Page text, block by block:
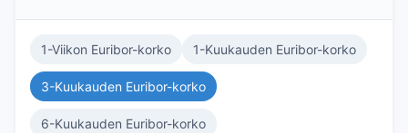
1-Viikon Euribor-korko 1-Kuukauden Euribor-korko
3-Kuukauden Euribor-korko
6-Kuukauden Euribor-korko